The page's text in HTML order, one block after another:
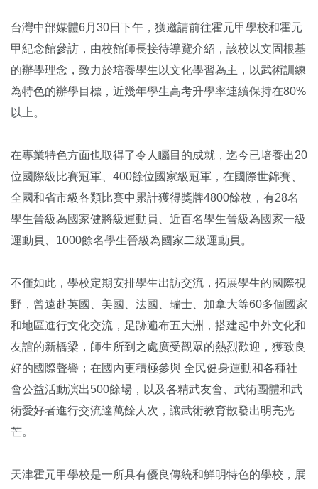
台灣中部媒體6月30日下午，獲邀請前往霍元甲學校和霍元
甲紀念館參訪，由校館師長接待導覽介紹，該校以文固根基
的辦學理念，致力於培養學生以文化學習為主，以武術訓練
為特色的辦學目標，近幾年學生高考升學率連續保持在80%
以上。
在專業特色方面也取得了令人矚目的成就，迄今已培養出20
位國際級比賽冠軍、400餘位國家級冠軍，在國際世錦賽、
全國和省市級各類比賽中累計獲得獎牌4800餘枚，有28名
學生晉級為國家健將級運動員、近百名學生晉級為國家一級
運動員、1000餘名學生晉級為國家二級運動員。
不僅如此，學校定期安排學生出訪交流，拓展學生的國際視
野，曾遠赴英國、美國、法國、瑞士、加拿大等60多個國家
和地區進行文化交流，足跡遍布五大洲，搭建起中外文化和
友誼的新橋梁，師生所到之處廣受觀眾的熱烈歡迎，獲致良
好的國際聲譽；在國內更積極參與 全民健身運動和各種社
會公益活動演出500餘場，以及各精武友會、武術團體和武
術愛好者進行交流達萬餘人次，讓武術教育散發出明亮光
芒。
天津霍元甲學校是一所具有優良傳統和鮮明特色的學校，展